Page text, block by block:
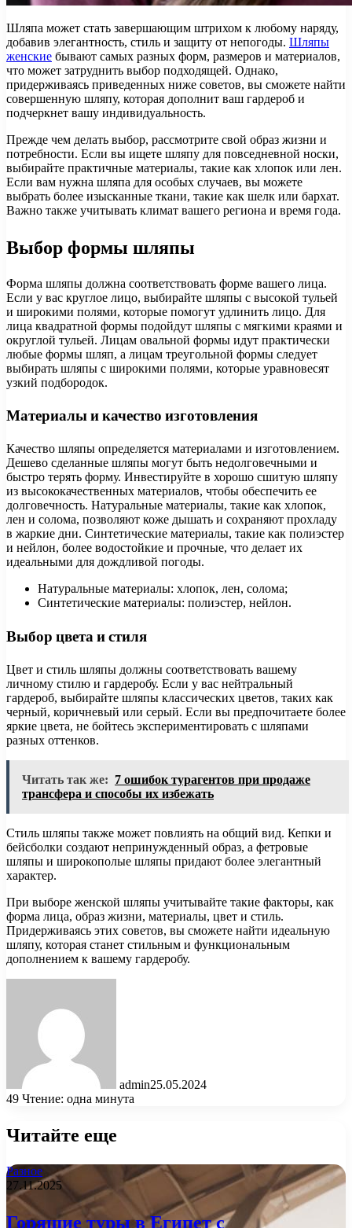
Шляпа может стать завершающим штрихом к любому наряду,
добавив элегантность, стиль и защиту от непогоды. Шляпы
женские бывают самых разных форм, размеров и материалов,
что может затруднить выбор подходящей. Однако,
придерживаясь приведенных ниже советов, вы сможете найти
совершенную шляпу, которая дополнит ваш гардероб и
подчеркнет вашу индивидуальность.
Прежде чем делать выбор, рассмотрите свой образ жизни и
потребности. Если вы ищете шляпу для повседневной носки,
выбирайте практичные материалы, такие как хлопок или лен.
Если вам нужна шляпа для особых случаев, вы можете
выбрать более изысканные ткани, такие как шелк или бархат.
Важно также учитывать климат вашего региона и время года.
Выбор формы шляпы
Форма шляпы должна соответствовать форме вашего лица.
Если у вас круглое лицо, выбирайте шляпы с высокой тульей
и широкими полями, которые помогут удлинить лицо. Для
лица квадратной формы подойдут шляпы с мягкими краями и
округлой тульей. Лицам овальной формы идут практически
любые формы шляп, а лицам треугольной формы следует
выбирать шляпы с широкими полями, которые уравновесят
узкий подбородок.
Материалы и качество изготовления
Качество шляпы определяется материалами и изготовлением.
Дешево сделанные шляпы могут быть недолговечными и
быстро терять форму. Инвестируйте в хорошо сшитую шляпу
из высококачественных материалов, чтобы обеспечить ее
долговечность. Натуральные материалы, такие как хлопок,
лен и солома, позволяют коже дышать и сохраняют прохладу
в жаркие дни. Синтетические материалы, такие как полиэстер
и нейлон, более водостойкие и прочные, что делает их
идеальными для дождливой погоды.
Натуральные материалы: хлопок, лен, солома;
Синтетические материалы: полиэстер, нейлон.
Выбор цвета и стиля
Цвет и стиль шляпы должны соответствовать вашему
личному стилю и гардеробу. Если у вас нейтральный
гардероб, выбирайте шляпы классических цветов, таких как
черный, коричневый или серый. Если вы предпочитаете более
яркие цвета, не бойтесь экспериментировать с шляпами
разных оттенков.
Читать так же: 7 ошибок турагентов при продаже
трансфера и способы их избежать
Стиль шляпы также может повлиять на общий вид. Кепки и
бейсболки создают непринужденный образ, а фетровые
шляпы и широкополые шляпы придают более элегантный
характер.
При выборе женской шляпы учитывайте такие факторы, как
форма лица, образ жизни, материалы, цвет и стиль.
Придерживаясь этих советов, вы сможете найти идеальную
шляпу, которая станет стильным и функциональным
дополнением к вашему гардеробу.
admin25.05.2024
49 Чтение: одна минута
Читайте еще
Разное
27.11.2025
Горящие туры в Египет с